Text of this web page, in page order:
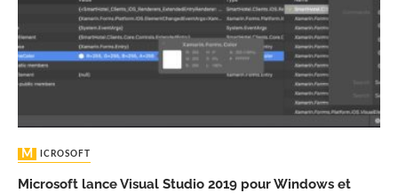
MICROSOFT
Microsoft lance Visual Studio 2019 pour Windows et